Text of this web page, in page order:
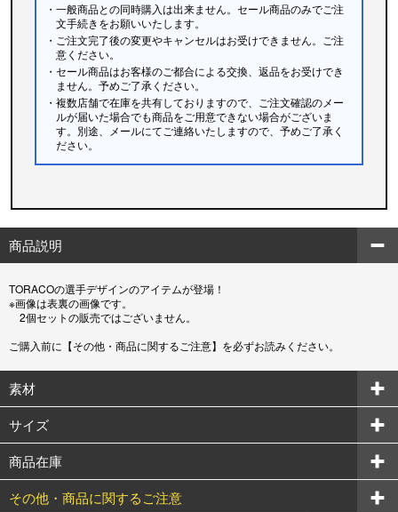
・一般商品との同時購入は出来ません。セール商品のみでご注
文手続きをお願いいたします。
・ご注文完了後の変更やキャンセルはお受けできません。ご注
意ください。
・セール商品はお客様のご都合による交換、返品をお受けでき
ません。予めご了承ください。
・複数店舗で在庫を共有しておりますので、ご注文確認のメー
ルが届いた場合でも商品をご用意できない場合がございま
す。別途、メールにてご連絡いたしますので、予めご了承く
ださい。
商品説明
TORACOの選手デザインのアイテムが登場！
※画像は表裏の画像です。
2個セットの販売ではございません。
ご購入前に【その他・商品に関するご注意】を必ずお読みください。
素材
サイズ
商品在庫
その他・商品に関するご注意